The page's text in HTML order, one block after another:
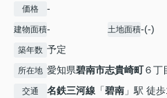
価格 -
建物面積- 土地面積-(-)
築年数 予定
所在地 愛知県碧南市志貴崎町６丁
交通 名鉄三河線 「碧南 」駅 徒